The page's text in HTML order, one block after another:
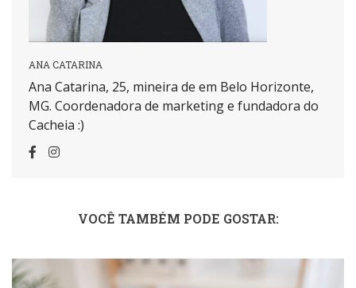
ANA CATARINA
Ana Catarina, 25, mineira de em Belo Horizonte,
MG. Coordenadora de marketing e fundadora do
Cacheia :)
VOCÊ TAMBÉM PODE GOSTAR: